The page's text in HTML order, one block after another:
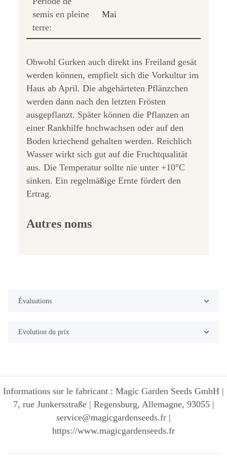
semis en pleine
terre:
Mai
Obwohl Gurken auch direkt ins Freiland gesät
werden können, empfielt sich die Vorkultur im
Haus ab April. Die abgehärteten Pflänzchen
werden dann nach den letzten Frösten
ausgepflanzt. Später können die Pflanzen an
einer Rankhilfe hochwachsen oder auf den
Boden kriechend gehalten werden. Reichlich
Wasser wirkt sich gut auf die Fruchtqualität
aus. Die Temperatur sollte nie unter +10°C
sinken. Ein regelmäßige Ernte fördert den
Ertrag.
Autres noms
Évaluations
Evolution du prix
Informations sur le fabricant : Magic Garden Seeds GmbH |
7, rue Junkersstraße | Regensburg, Allemagne, 93055 |
service@magicgardenseeds.fr |
https://www.magicgardenseeds.fr